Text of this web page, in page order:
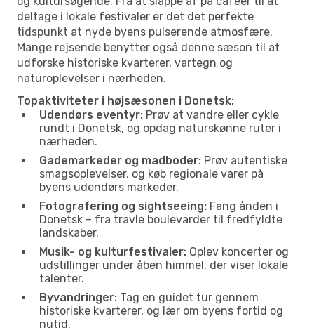
deltage i lokale festivaler er det det perfekte
tidspunkt at nyde byens pulserende atmosfære.
Mange rejsende benytter også denne sæson til at
udforske historiske kvarterer, vartegn og
naturoplevelser i nærheden.
Topaktiviteter i højsæsonen i Donetsk:
Udendørs eventyr: Prøv at vandre eller cykle
rundt i Donetsk, og opdag naturskønne ruter i
nærheden.
Gademarkeder og madboder: Prøv autentiske
smagsoplevelser, og køb regionale varer på
byens udendørs markeder.
Fotografering og sightseeing: Fang ånden i
Donetsk – fra travle boulevarder til fredfyldte
landskaber.
Musik- og kulturfestivaler: Oplev koncerter og
udstillinger under åben himmel, der viser lokale
talenter.
Byvandringer: Tag en guidet tur gennem
historiske kvarterer, og lær om byens fortid og
nutid.